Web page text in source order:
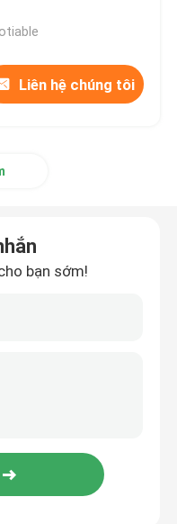
mặt trời
Liên hệ chúng tôi
bạn sớm!